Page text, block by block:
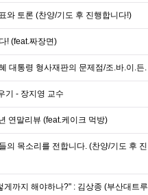
와 토론 (찬양/기도 후 진행합니다!)
! (feat.짜장면)
대통령 형사재판의 문제점/조.바.이.든.
기 - 장지영 교수
연말리뷰 (feat.케이크 먹방)
의 목소리를 전합니다. (찬양/기도 후 진
까지 해야하나?" : 김상종 (부산대트루